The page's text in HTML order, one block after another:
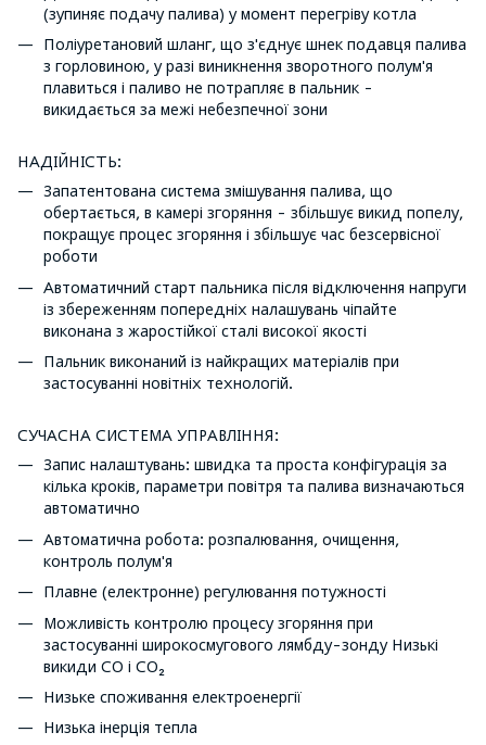
(зупиняє подачу палива) у момент перегріву котла
Поліуретановий шланг, що з'єднує шнек подавця палива
з горловиною, у разі виникнення зворотного полум'я
плавиться і паливо не потрапляє в пальник -
викидається за межі небезпечної зони
НАДІЙНІСТЬ:
Запатентована система змішування палива, що
обертається, в камері згоряння - збільшує викид попелу,
покращує процес згоряння і збільшує час безсервісної
роботи
Автоматичний старт пальника після відключення напруги
із збереженням попередніх налашувань чіпайте
виконана з жаростійкої сталі високої якості
Пальник виконаний із найкращих матеріалів при
застосуванні новітніх технологій.
СУЧАСНА СИСТЕМА УПРАВЛІННЯ:
Запис налаштувань: швидка та проста конфігурація за
кілька кроків, параметри повітря та палива визначаються
автоматично
Автоматична робота: розпалювання, очищення,
контроль полум'я
Плавне (електронне) регулювання потужності
Можливість контролю процесу згоряння при
застосуванні широкосмугового лямбду-зонду Низькі
викиди CO i CO₂
Низьке споживання електроенергії
Низька інерція тепла